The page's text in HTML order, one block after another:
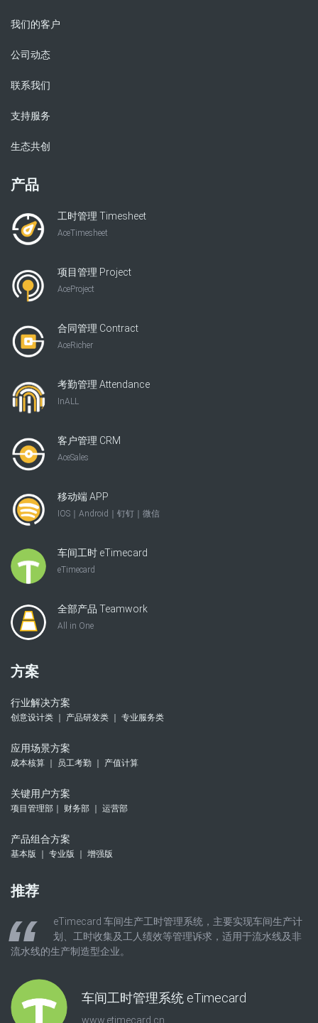
我们的客户
公司动态
联系我们
支持服务
生态共创
产品
工时管理 Timesheet
AceTimesheet
项目管理 Project
AceProject
合同管理 Contract
AceRicher
考勤管理 Attendance
InALL
客户管理 CRM
AceSales
移动端 APP
IOS｜Android｜钉钉｜微信
车间工时 eTimecard
eTimecard
全部产品 Teamwork
All in One
方案
行业解决方案
创意设计类 ｜ 产品研发类 ｜ 专业服务类
应用场景方案
成本核算 ｜ 员工考勤 ｜ 产值计算
关键用户方案
项目管理部｜ 财务部 ｜ 运营部
产品组合方案
基本版 ｜ 专业版 ｜ 增强版
推荐
eTimecard 车间生产工时管理系统，主要实现车间生产计
划、工时收集及工人绩效等管理诉求，适用于流水线及非
流水线的生产制造型企业。
车间工时管理系统 eTimecard
www.etimecard.cn